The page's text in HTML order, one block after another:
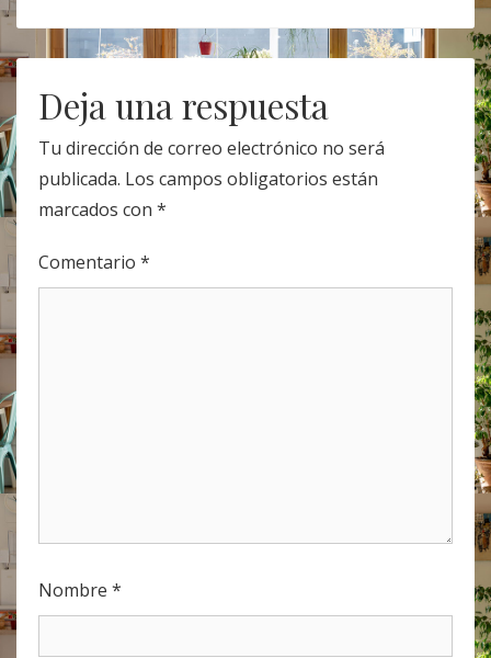
Post
navigation
Deja una respuesta
Tu dirección de correo electrónico no será
publicada. Los campos obligatorios están
marcados con *
Comentario *
Nombre *